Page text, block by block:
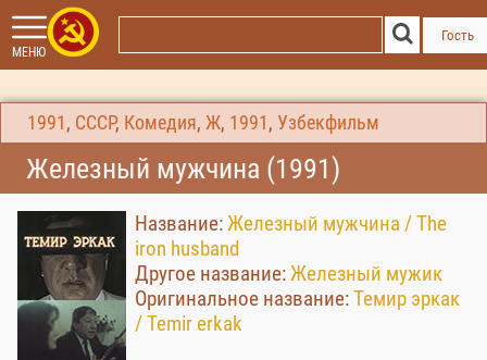
МЕНЮ
Гость
1991 , СССР, Комедия, Ж, 1991 , Узбекфильм
Железный мужчина (1991)
Название:Железный мужчина / The
iron husband
Другое название:Железный мужик
Оригинальное название:Темир эркак
/ Temir erkak